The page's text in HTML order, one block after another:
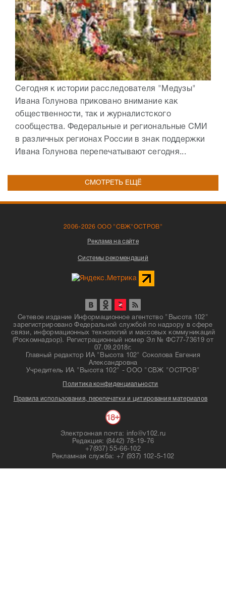
Сегодня к истории расследователя "Медузы"
Ивана Голунова приковано внимание как
общественности, так и журналистского
сообщества. Федеральные и региональные СМИ
в различных регионах России в знак поддержки
Ивана Голунова перепечатывают сегодня...
СМОТРЕТЬ ЕЩЁ
2006-2026 ООО "СВЖ"ОСТРОВ"
Реклама на сайте
Системы рекомендаций
Сетевое издание Информационное агентство "Высота 102"
зарегистрировано Федеральной службой по надзору в сфере
связи, информационных технологий и массовых коммуникаций
(Роскомнадзор). Регистрационный номер Эл № ФС77-73619 от
07.09.2018г.
Главный редактор ИА "Высота 102" Соколова Евгения
Александровна
Учредитель ИА "Высота 102" - ООО "СВЖ "ОСТРОВ"
Политика конфиденциальности
Правила использования, перепечатки и цитирования материалов
Электронная почта: info@v102.ru
Редакция: (8442) 78-19-76
+7(937) 55-66-102
Рекламная служба: +7 (937) 102-5-102